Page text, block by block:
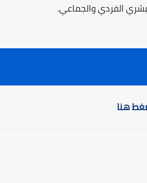
الفردي والجماعي.
هنا